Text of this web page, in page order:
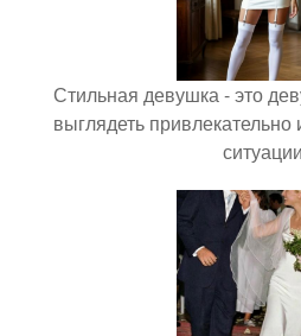
Стильная девушка - это
выглядеть